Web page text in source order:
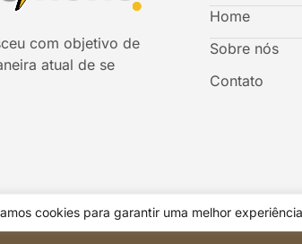
cookies para garantir uma melhor
com objetivo de
atual de se
Home
Sobre nós
Contato